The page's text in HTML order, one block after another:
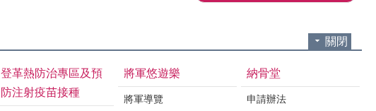
關閉
登革熱防治專區及預
防注射疫苗接種
將軍悠遊樂
將軍導覽
納骨堂
申請辦法